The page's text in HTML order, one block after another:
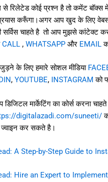
से रिलेटेड कोई प्रश्न है तो कमेंट बॉक्स
करूँगा।अगर आप खुद के लिए
सर्विस चाहते है तो आप मुझसे कांटेक्ट
CALL ,WHATSAPP और EMAIL
के लिए हमारे सोशल मीडिया
,YOUTUBE, INSTAGRAM को
मार्केटिंग का कोर्स करना
digitalazadi.com/suneeti/
ज्वाइन कर सकते है।
A Step-by-Step Guide to
Hire an Expert to